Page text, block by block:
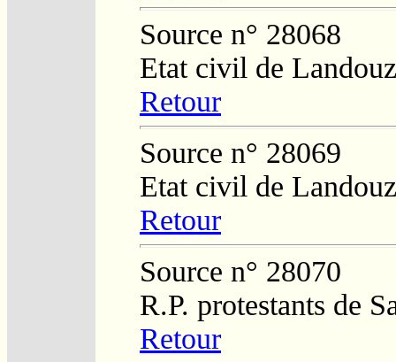
Source n° 28068
Etat civil de
Retour
Source n° 28069
Etat civil de
Retour
Source n° 28070
R.P. protestants de
Retour